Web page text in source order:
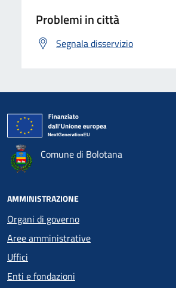
Problemi in città
Segnala disservizio
Comune di Bolotana
AMMINISTRAZIONE
Organi di governo
Aree amministrative
Uffici
Enti e fondazioni